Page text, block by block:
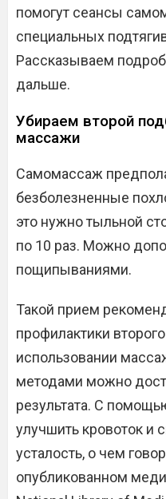
помогут сеансы
специальных
Рассказываем
дальше.
Убираем второй
массажи
Самомассаж
безболезненные
это нужно тыльной
по 10 раз. Можно
пощипываниями.
Такой прием
профилактики
использовании
методами можно
результата. С
улучшить кровоток и
усталость, о чем
опубликованном